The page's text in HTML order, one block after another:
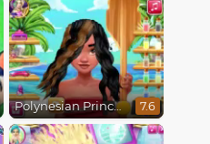
Polynesian Princess Real Haircuts 7.6